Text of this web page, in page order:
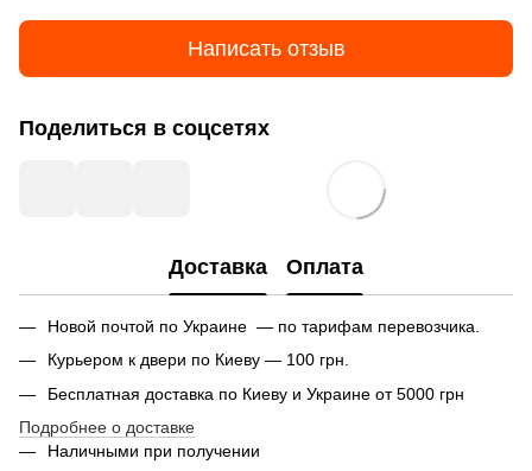
Написать отзыв
Поделиться в соцсетях
Доставка Оплата
Новой почтой по Украине — по тарифам перевозчика.
Курьером к двери по Киеву — 100 грн.
Бесплатная доставка по Киеву и Украине от 5000 грн
Подробнее о доставке
Наличными при получении